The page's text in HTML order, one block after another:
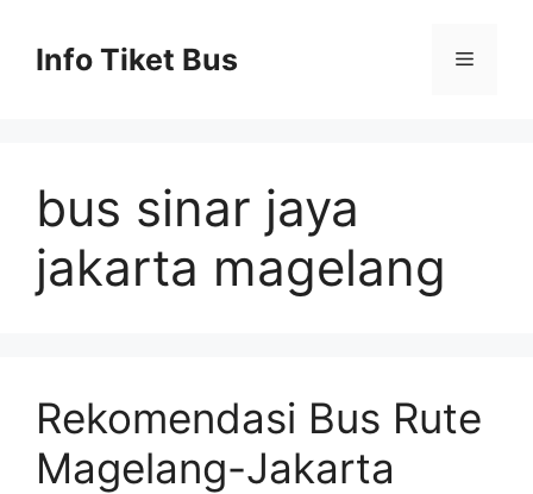
contentInfo Tiket Bus Menu
bus sinar jaya
jakarta magelang
Rekomendasi Bus Rute
Magelang-Jakarta